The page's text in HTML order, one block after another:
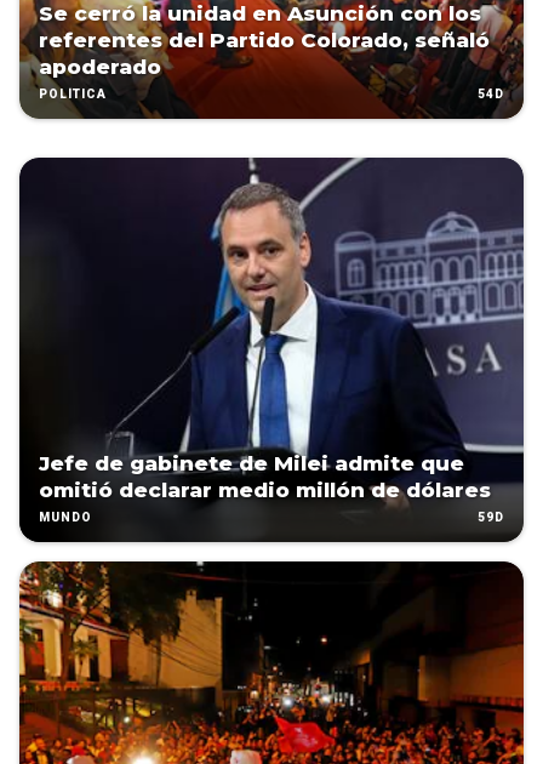
Se cerró la unidad en Asunción con los
referentes del Partido Colorado, señaló
apoderado
POLÍTICA 54D
Jefe de gabinete de Milei admite que
omitió declarar medio millón de dólares
MUNDO 59D